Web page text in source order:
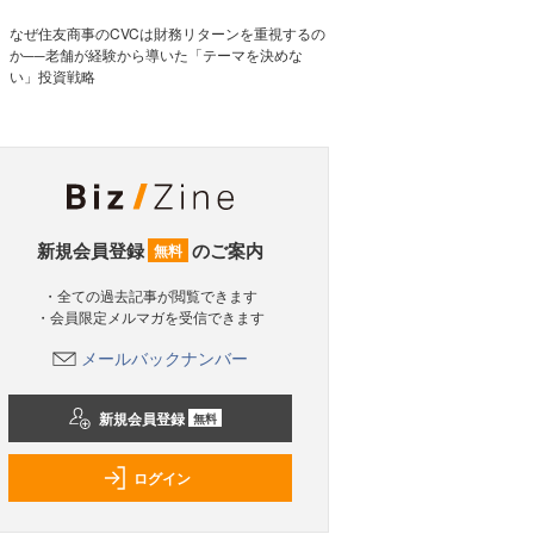
なぜ住友商事のCVCは財務リターンを重視するの
か──老舗が経験から導いた「テーマを決めな
い」投資戦略
新規会員登録 無料 のご案内
・全ての過去記事が閲覧できます
・会員限定メルマガを受信できます
メールバックナンバー
新規会員登録 無料
ログイン